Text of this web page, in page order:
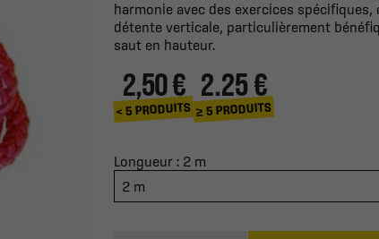
harmonie avec des exercices
détente verticale, particulièrement
saut en hauteur.
2,50 €
< 5 PRODUITS
2.25 €
≥ 5 PRODUITS
Longueur : 2 m
2 m